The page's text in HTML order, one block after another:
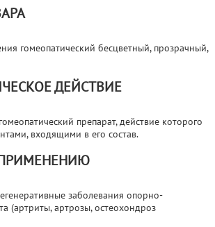
гомеопатический бесцветный, прозрачный,
ДЕЙСТВИЕ
препарат, действие которого
входящими в его состав.
заболевания опорно-
(артриты, артрозы, остеохондроз